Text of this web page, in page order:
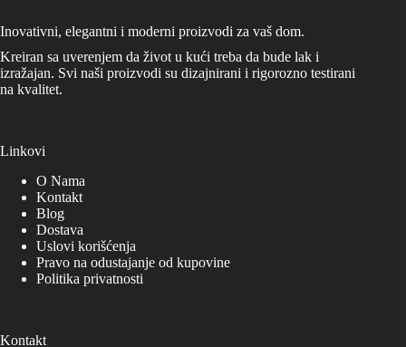
Inovativni, elegantni i moderni proizvodi za vaš dom.
Kreiran sa uverenjem da život u kući treba da bude lak i
izražajan. Svi naši proizvodi su dizajnirani i rigorozno testirani
na kvalitet.
Linkovi
O Nama
Kontakt
Blog
Dostava
Uslovi korišćenja
Pravo na odustajanje od kupovine
Politika privatnosti
Kontakt